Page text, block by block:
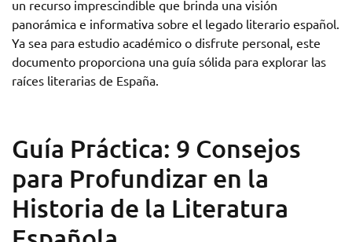
un recurso imprescindible que brinda una visión
panorámica e informativa sobre el legado literario español.
Ya sea para estudio académico o disfrute personal, este
documento proporciona una guía sólida para explorar las
raíces literarias de España.
Guía Práctica: 9 Consejos
para Profundizar en la
Historia de la Literatura